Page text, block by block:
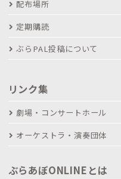
配布場所
定期購読
ぶらPAL投稿について
リンク集
劇場・コンサートホール
オーケストラ・演奏団体
ぶらあぼONLINEとは